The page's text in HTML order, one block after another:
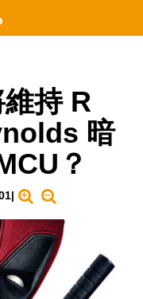
維持 R
暗
？
|